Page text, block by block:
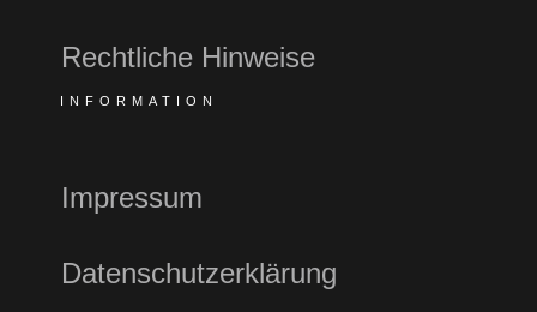
Rechtliche Hinweise
INFORMATION
Impressum
Datenschutzerklärung